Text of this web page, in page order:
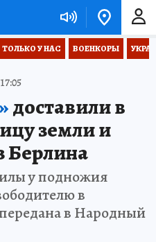
ТОЛЬКО У НАС ВОЕНКОРЫ
доставили в
земли и
Берлина
у подножия
в
в Народный